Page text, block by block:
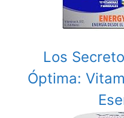
Los
Óptima: